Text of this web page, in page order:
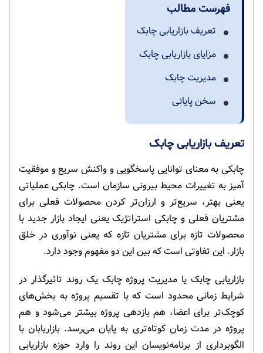
فهرست مطالب
تعریف بازاریابی چابک
مزایای بازاریابی چابک
مدیریت چابک
سخن پایانی
تعریف بازاریابی چابک
چابکی به معنای توانایی پاسخگویی و واکنش سریع و موفقیت
آمیز به تغییرات محیط بیرونی سازمان است. چابکی عملیاتی
یعنی بهتر، سریع‌تر و ارزان‌تر کردن محصولات فعلی برای
مشتریان فعلی و چابکی استراتژیک یعنی ایجاد بازار جدید با
محصولات تازه برای مشتریان تازه که یعنی نوآوری در خلق
بازار. این تفاوتی است که بین این دو مفهوم وجود دارد.
بازاریابی چابک یا مدیریت پروژه چابک یک روند تاثیرگذار در
شرایط زمانی محدود است که با تقسیم پروژه به بخش‌های
کوچک‌تر برای اعضا، هم بازدهی پروژه بیشتر می‌شود و هم
پروژه در مدت زمان کوتاه‌تری به ‌پایان می‌رسد. بازاریابان با
الگوبرداری از برنامه‌نویسان این روند را وارد حوزه بازاریابی